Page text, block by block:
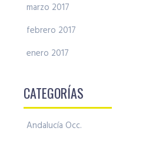
marzo 2017
febrero 2017
enero 2017
CATEGORÍAS
Andalucía Occ.